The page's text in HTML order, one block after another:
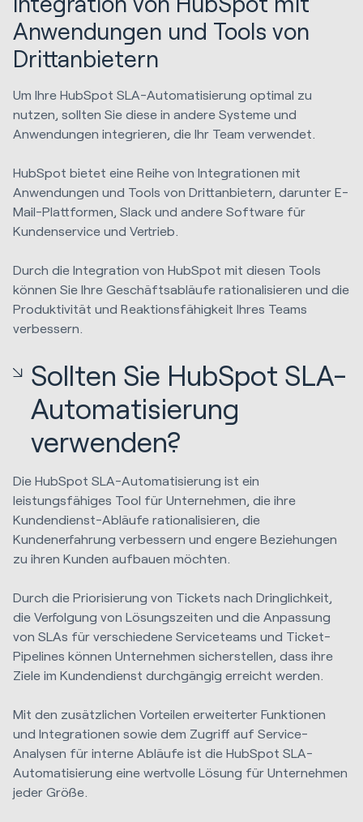
Anwendungen und Tools von
Drittanbietern
Um Ihre HubSpot SLA-Automatisierung optimal zu
nutzen, sollten Sie diese in andere Systeme und
Anwendungen integrieren, die Ihr Team verwendet.
HubSpot bietet eine Reihe von Integrationen mit
Anwendungen und Tools von Drittanbietern, darunter E-
Mail-Plattformen, Slack und andere Software für
Kundenservice und Vertrieb.
Durch die Integration von HubSpot mit diesen Tools
können Sie Ihre Geschäftsabläufe rationalisieren und die
Produktivität und Reaktionsfähigkeit Ihres Teams
verbessern.
Sollten Sie HubSpot SLA-
Automatisierung
verwenden?
Die HubSpot SLA-Automatisierung ist ein
leistungsfähiges Tool für Unternehmen, die ihre
Kundendienst-Abläufe rationalisieren, die
Kundenerfahrung verbessern und engere Beziehungen
zu ihren Kunden aufbauen möchten.
Durch die Priorisierung von Tickets nach Dringlichkeit,
die Verfolgung von Lösungszeiten und die Anpassung
von SLAs für verschiedene Serviceteams und Ticket-
Pipelines können Unternehmen sicherstellen, dass ihre
Ziele im Kundendienst durchgängig erreicht werden.
Mit den zusätzlichen Vorteilen erweiterter Funktionen
und Integrationen sowie dem Zugriff auf Service-
Analysen für interne Abläufe ist die HubSpot SLA-
Automatisierung eine wertvolle Lösung für Unternehmen
jeder Größe.